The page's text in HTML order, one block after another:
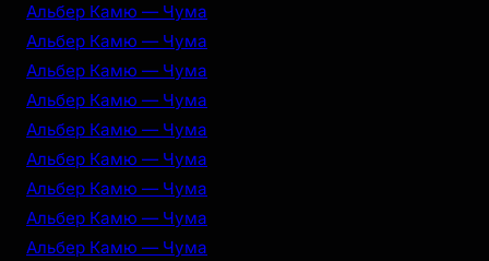
Альбер Камю — Чума
Альбер Камю — Чума
Альбер Камю — Чума
Альбер Камю — Чума
Альбер Камю — Чума
Альбер Камю — Чума
Альбер Камю — Чума
Альбер Камю — Чума
Альбер Камю — Чума